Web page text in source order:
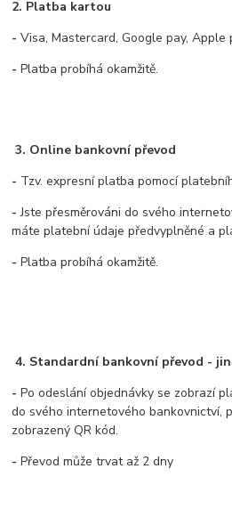
2. Platba kartou
-Visa, Mastercard, Google pay, Apple
- Platba probíhá okamžitě.
3. Online bankovní převod
- Tzv. expresní platba pomocí
- Jste přesměrováni do svého
máte platební údaje předvyplněné a
- Platba probíhá okamžitě.
4. Standardní bankovní převod -
-Po odeslání objednávky se zobrazí
do svého internetového bankovnictví,
zobrazený QR kód.
-Převod může trvat až 2 dny